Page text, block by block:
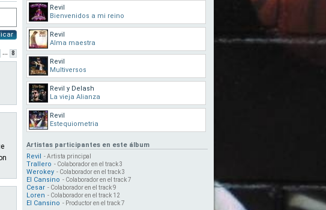
... 8
Revil
Bienvenidos a mi reino
Revil
Alma maestra
Revil
Multiversos
Revil y Delash
La vieja Alianza
Revil
Estequiometria
Artistas participantes en este álbum
Revil - Artista principal
Trallero - Colaborador en el track 3
Werokey - Colaborador en el track 3
El Cansino - Colaborador en el track 7
Cesar - Colaborador en el track 9
Loren - Colaborador en el track 12
El Cansino - Productor en el track 7